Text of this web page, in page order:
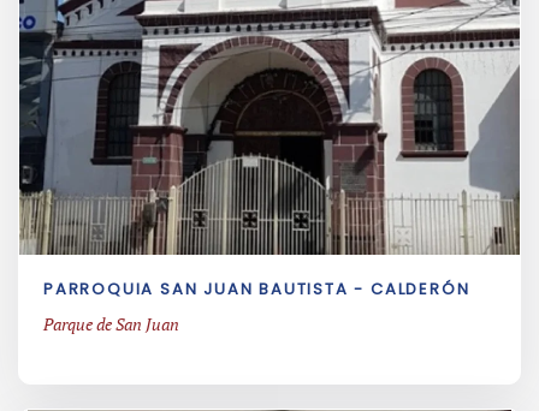
PARROQUIA SAN JUAN BAUTISTA - CALDERÓN
Parque de San Juan